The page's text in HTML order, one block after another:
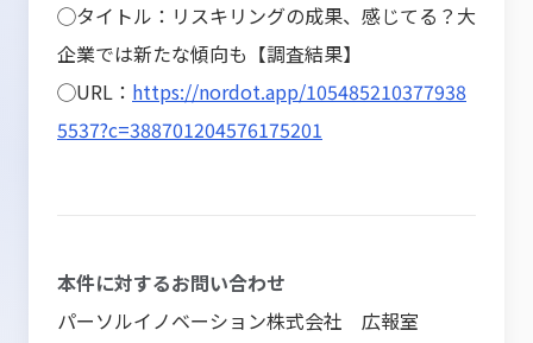
◯タイトル：リスキリングの成果、感じてる？大
企業では新たな傾向も【調査結果】
◯URL： https://nordot.app/105485210377938
5537?c=388701204576175201
本件に対するお問い合わせ
パーソルイノベーション株式会社 広報室